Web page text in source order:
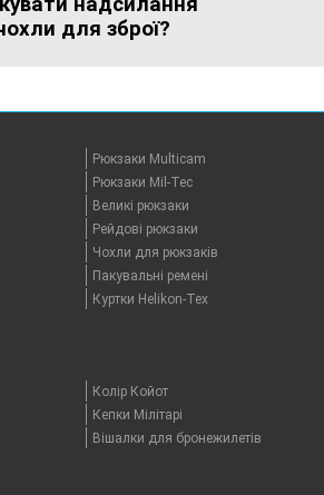
для зброї?
Рюкзаки Multicam
Рюкзаки Mil-Tec
Великі рюкзаки
Рейдові рюкзаки
Чохли для рюкзаків
Пакувальні ремені
Куртки Helikon-Tex
Колір Койот
Кепки Мілітарі
Вішалки для бронежилетів